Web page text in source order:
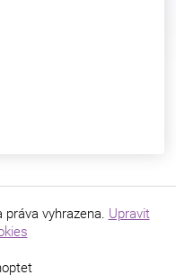
práva vyhrazena. Upravit